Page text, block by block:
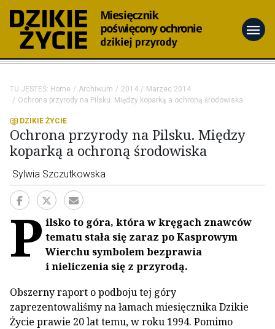
menu
TU JESTEŚ: Home Archiwum 2014
Marzec 2014
Ochrona przyrody na Pilsku. Między koparką a ochroną środowiska
DZIKIE ŻYCIE
Ochrona przyrody na Pilsku. Między
koparką a ochroną środowiska
Sylwia Szczutkowska
P ilsko to góra, która w kręgach znawców
tematu stała się zaraz po Kasprowym
Wierchu symbolem bezprawia
i nieliczenia się z przyrodą.
Obszerny raport o podboju tej góry
zaprezentowaliśmy na łamach miesięcznika Dzikie
Życie prawie 20 lat temu, w roku 1994. Pomimo